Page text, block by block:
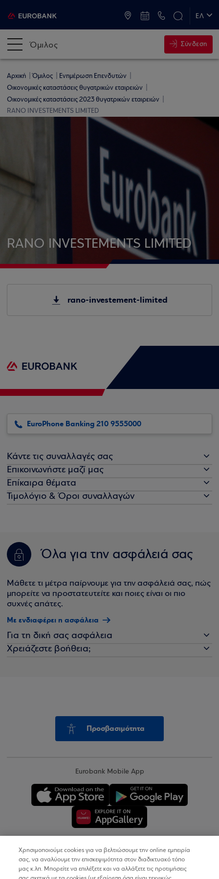
ΕΛ
Όμιλος Σύνδεση
Αρχική Όμιλος
Ενημέρωση Επενδυτών
Οικονομικές καταστάσεις θυγατρικών εταιρειών
Οικονομικές καταστάσεις 2023 θυγατρικών εταιρειών
RANO INVESTEMENTS LIMITED
RANO INVESTEMENTS LIMITED
rano-investement-limited
EuroPhone Banking 210 9555000
Κάντε τις συναλλαγές σας
Επικοινωνήστε μαζί μας
Επίκαιρα θέματα
Τιμολόγιο & Όροι συναλλαγών
Όλα για την ασφάλειά σας
Μάθετε τι μέτρα παίρνουμε για την ασφάλειά σας, πώς
μπορείτε να προστατευτείτε και ποιες είναι οι πιο
συχνές απάτες.
Με ενδιαφέρει η ασφάλεια
Για τη δική σας ασφάλεια
Χρειάζεστε βοήθεια;
Προσβασιμότητα
Eurobank Mobile App
Copyright © 2026
Χρησιμοποιούμε cookies για να βελτιώσουμε την online εμπειρία
σας, να αναλύουμε την επισκεψιμότητα στον διαδικτυακό τόπο
μας κ.λπ. Μπορείτε να επιλέξετε και να αλλάξετε τις προτιμήσεις